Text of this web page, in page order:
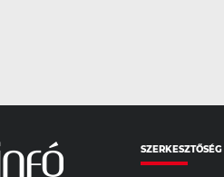
SZERKESZTŐSÉG